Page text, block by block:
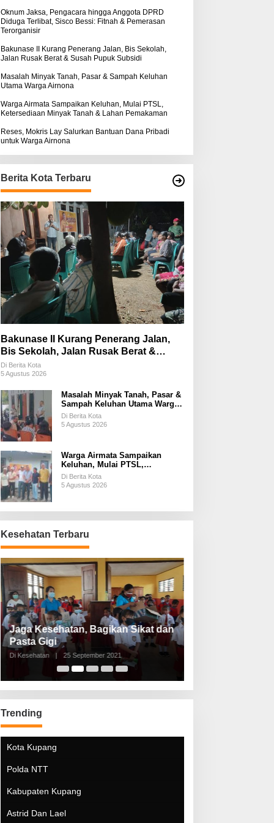
Warga Airnona
Hukum Kasus Sebastian
Bokol Sarat Rekayasa
:Oknum Jaksa, Pengacara hingga Anggota DPRD
Diduga Terlibat, Sisco Bessi: Fitnah & Pemerasan
Terorganisir
Bakunase II Kurang Penerang Jalan, Bis Sekolah,
Jalan Rusak Berat & Susah Pupuk Subsidi
Masalah Minyak Tanah, Pasar & Sampah Keluhan
Utama Warga Airnona
Warga Airmata Sampaikan Keluhan, Mulai PTSL,
Ketersediaan Minyak Tanah & Lahan Pemakaman
Reses, Mokris Lay Salurkan Bantuan Dana Pribadi
untuk Warga Airnona
Berita Kota Terbaru
Bakunase II Kurang Penerang Jalan,
Bis Sekolah, Jalan Rusak Berat &
Susah Pupuk Subsidi
Di Berita Kota
5 Agustus 2026
Masalah Minyak Tanah, Pasar &
Sampah Keluhan Utama Warga
Airnona
Di Berita Kota
5 Agustus 2026
Warga Airmata Sampaikan
Keluhan, Mulai PTSL,
Ketersediaan Minyak Tanah &
Lahan Pemakaman
Di Berita Kota
5 Agustus 2026
Kesehatan Terbaru
Jaga Kesehatan, Bagikan Sikat dan
Pasta Gigi
Di Kesehatan | 25 September 2021
Trending
Kota Kupang
Polda NTT
Kabupaten Kupang
Astrid Dan Lael